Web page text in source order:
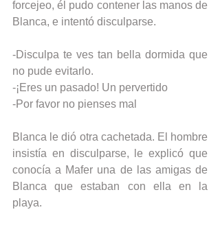
forcejeo, él pudo contener las manos de
Blanca, e intentó disculparse.
-Disculpa te ves tan bella dormida que
no pude evitarlo.
-¡Eres un pasado! Un pervertido
-Por favor no pienses mal
Blanca le dió otra cachetada. El hombre
insistía en disculparse, le explicó que
conocía a Mafer una de las amigas de
Blanca que estaban con ella en la
playa.